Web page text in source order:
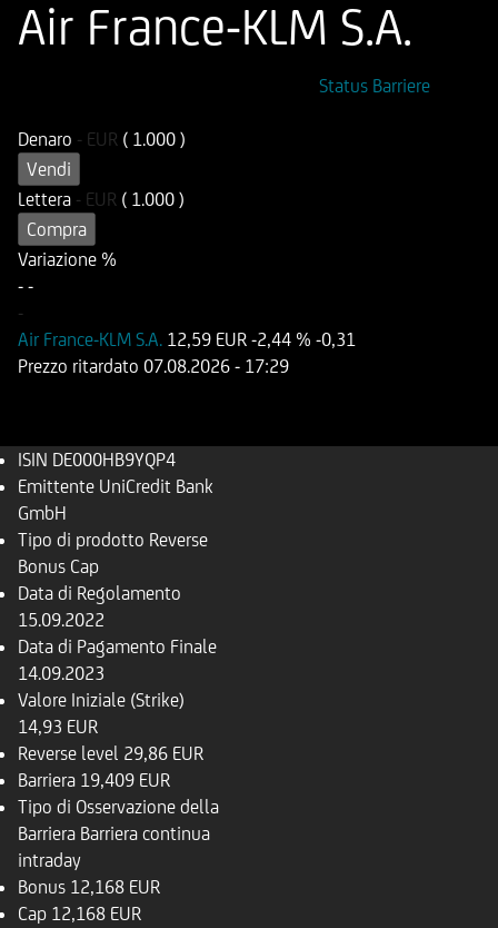
Air France-KLM S.A.
Status Barriere
Denaro - EUR ( 1.000 )
Vendi
Lettera - EUR ( 1.000 )
Compra
Variazione %
- -
-
Air France-KLM S.A. 12,59 EUR -2,44 % -0,31
Prezzo ritardato 07.08.2026 - 17:29
ISIN DE000HB9YQP4
Emittente UniCredit Bank
GmbH
Tipo di prodotto Reverse
Bonus Cap
Data di Regolamento
15.09.2022
Data di Pagamento Finale
14.09.2023
Valore Iniziale (Strike)
14,93 EUR
Reverse level 29,86 EUR
Barriera 19,409 EUR
Tipo di Osservazione della
Barriera Barriera continua
intraday
Bonus 12,168 EUR
Cap 12,168 EUR